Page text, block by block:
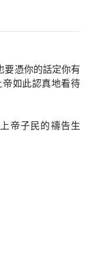
要憑你的話定你有
如此認真地看待
帝子民的禱告生